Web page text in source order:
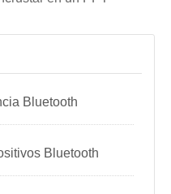
Bluetooth
Bluetooth